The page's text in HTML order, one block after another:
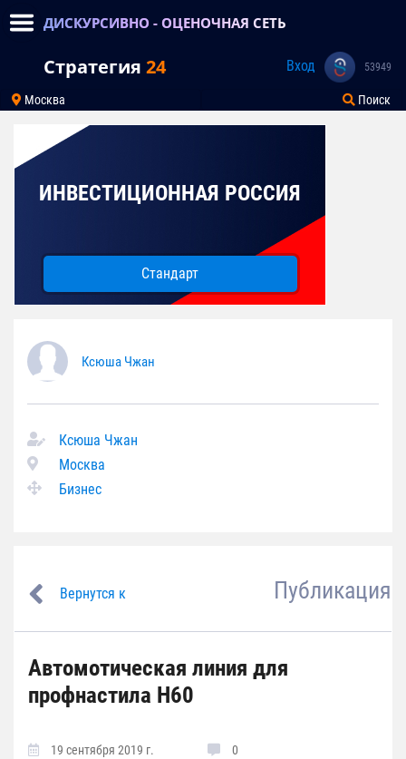
ДИСКУРСИВНО - ОЦЕНОЧНАЯ СЕТЬ
Стратегия 24 Вход 53949
Москва Поиск
ИНВЕСТИЦИОННАЯ РОССИЯ
Стандарт
Ксюша Чжан
Ксюша Чжан
Москва
Бизнес
Вернутся к Публикация
Автомотическая линия для
профнастила H60
19 сентября 2019 г. 0